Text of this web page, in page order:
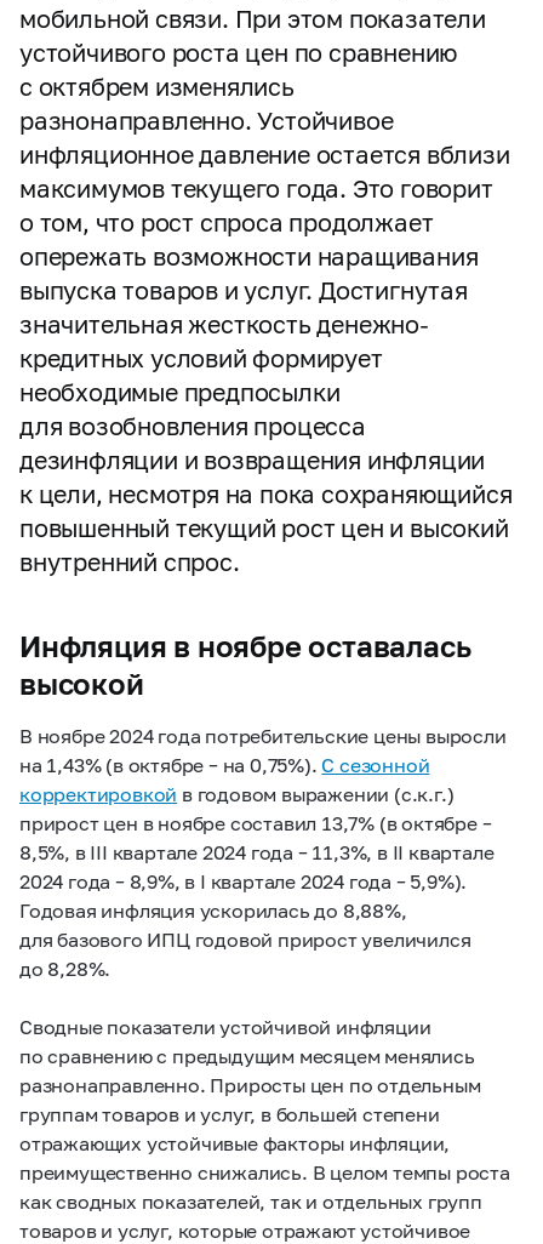
мобильной связи. При этом показатели
устойчивого роста цен по сравнению
с октябрем изменялись
разнонаправленно. Устойчивое
инфляционное давление остается вблизи
максимумов текущего года. Это говорит
о том, что рост спроса продолжает
опережать возможности наращивания
выпуска товаров и услуг. Достигнутая
значительная жесткость денежно-
кредитных условий формирует
необходимые предпосылки
для возобновления процесса
дезинфляции и возвращения инфляции
к цели, несмотря на пока сохраняющийся
повышенный текущий рост цен и высокий
внутренний спрос.
Инфляция в ноябре оставалась
высокой
В ноябре 2024 года потребительские цены выросли
на 1,43% (в октябре – на 0,75%). С сезонной
корректировкой в годовом выражении (с.к.г.)
прирост цен в ноябре составил 13,7% (в октябре –
8,5%, в III квартале 2024 года – 11,3%, в II квартале
2024 года – 8,9%, в I квартале 2024 года – 5,9%).
Годовая инфляция ускорилась до 8,88%,
для базового ИПЦ годовой прирост увеличился
до 8,28%.
Сводные показатели устойчивой инфляции
по сравнению с предыдущим месяцем менялись
разнонаправленно. Приросты цен по отдельным
группам товаров и услуг, в большей степени
отражающих устойчивые факторы инфляции,
преимущественно снижались. В целом темпы роста
как сводных показателей, так и отдельных групп
товаров и услуг, которые отражают устойчивое